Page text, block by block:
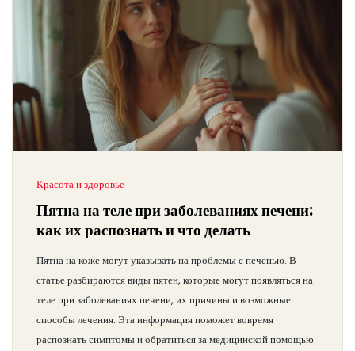
Красота и здоровье
Пятна на теле при заболеваниях печени:
как их распознать и что делать
Пятна на коже могут указывать на проблемы с печенью. В
статье разбираются виды пятен, которые могут появляться на
теле при заболеваниях печени, их причины и возможные
способы лечения. Эта информация поможет вовремя
распознать симптомы и обратиться за медицинской помощью.